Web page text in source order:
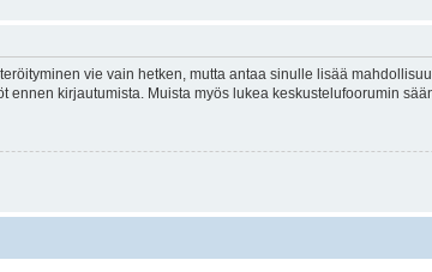
vie vain hetken, mutta antaa sinulle lisää
kirjautumista. Muista myös lukea keskustelufoorumin